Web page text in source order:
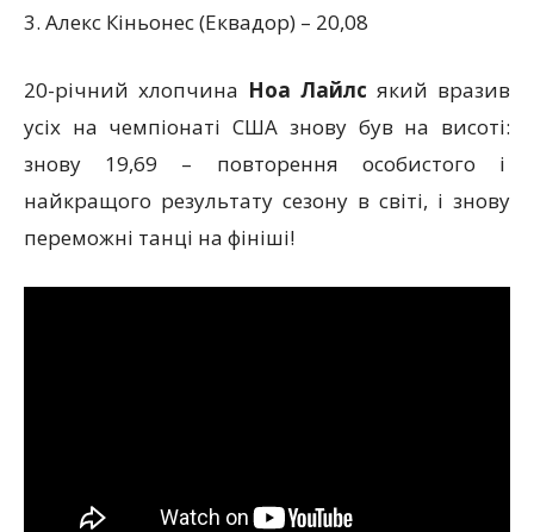
3. Алекс Кіньонес (Еквадор) – 20,08
20-річний хлопчина Ноа Лайлс який вразив
усіх на чемпіонаті США знову був на висоті:
знову 19,69 – повторення особистого і
найкращого результату сезону в світі, і знову
переможні танці на фініші!